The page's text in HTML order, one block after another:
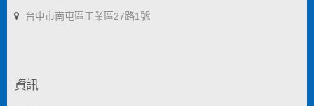
台中市南屯區工業區27路1號
資訊